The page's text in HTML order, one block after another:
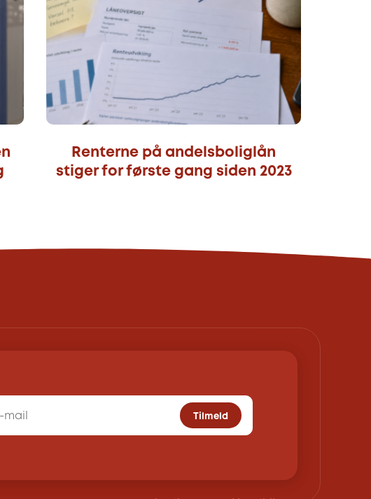
Renterne på andelsboliglån
stiger for første gang siden 2023
Tilmeld